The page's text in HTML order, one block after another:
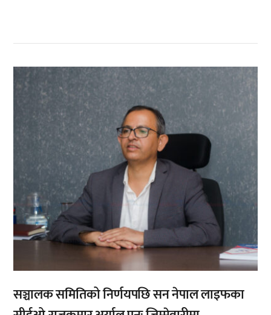
सञ्चालक समितिको निर्णयपछि सन नेपाल लाइफका